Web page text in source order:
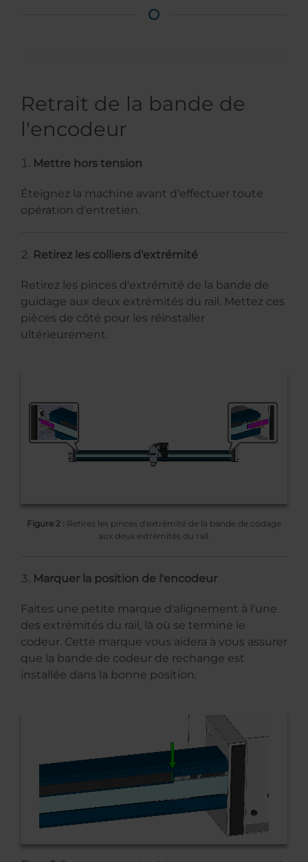
Retrait de la bande de
l'encodeur
Mettre hors tension
Éteignez la machine avant d'effectuer toute
opération d'entretien.
Retirez les colliers d'extrémité
Retirez les pinces d'extrémité de la bande de
guidage aux deux extrémités du rail. Mettez ces
pièces de côté pour les réinstaller
ultérieurement.
Figure 2 : Retirez les pinces d'extrémité de la bande de codage
aux deux extrémités du rail.
Marquer la position de l'encodeur
Faites une petite marque d'alignement à l'une
des extrémités du rail, là où se termine le
codeur. Cette marque vous aidera à vous assurer
que la bande de codeur de rechange est
installée dans la bonne position.